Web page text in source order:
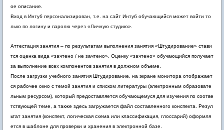
ое описание.
Вход в Интуб персонализирован, т.е. на сайт Интуб обучающийся может войти то
лько по логину и паролю через «Личную студию».
Аттестация занятия – по результатам выполнения занятия «Штудирование» стави
тся оценка вида «зачтено / не зачтено». Оценку «зачтено» обучающийся получает
за выполнение всех компонентов занятия в должном объеме.
После загрузки учебного занятия Штудирование, на экране монитора отображает
ся рабочее окно с темой занятия и списком литературы (электронным образовате
льным ресурсом), который предоставляется обучающемуся для изучения по соотве
тствующей теме, а также здесь загружается файл составленного конспекта. Резул
ьтат занятия (конспект, логическая схема или классификация, глоссарий) оформля
ется в шаблоне для проверки и хранения в электронной базе.